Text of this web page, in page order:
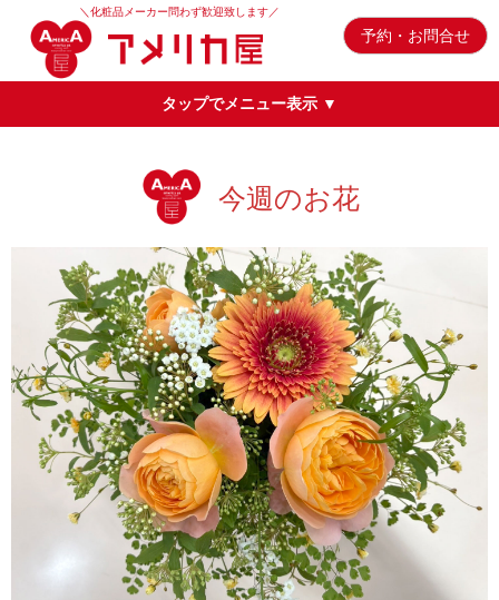
＼化粧品メーカー問わず歓迎致します／
予約・お問合せ
タップでメニュー表示 ▼
今週のお花